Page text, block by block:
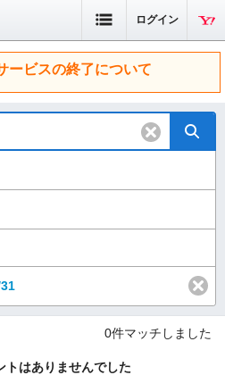
ログイン
ービスの終了について
0件マッチしました
トはありませんでした